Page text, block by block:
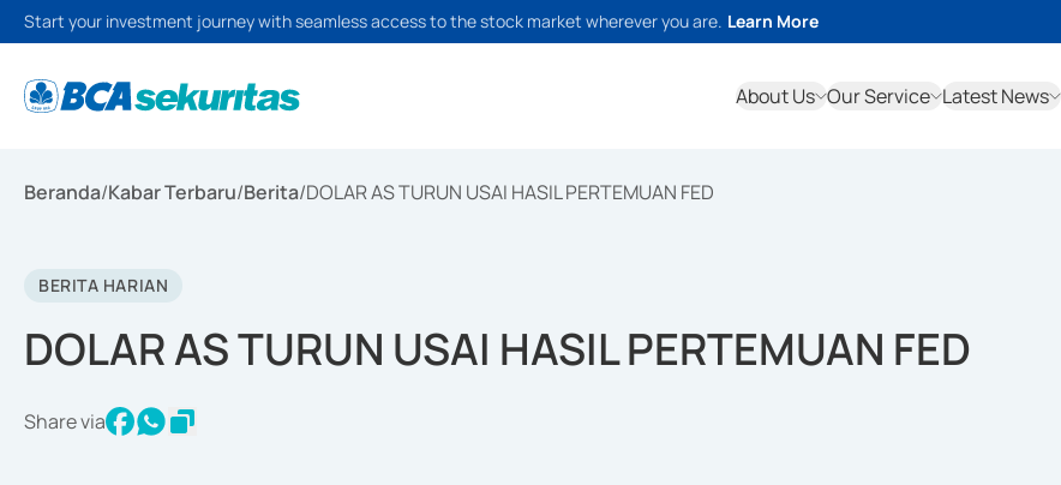
Start your investment journey with seamless access to the stock market wherever you are. Learn More
About Us Our Service Latest News
Beranda/Kabar Terbaru/Berita/DOLAR AS TURUN USAI HASIL PERTEMUAN FED
BERITA HARIAN
DOLAR AS TURUN USAI HASIL PERTEMUAN FED
Share via